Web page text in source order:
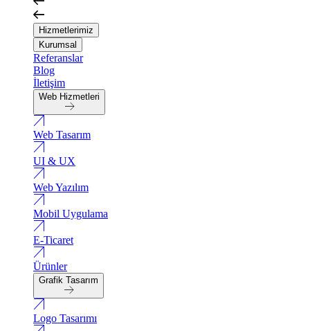
Hizmetlerimiz
Kurumsal
Referanslar
Blog
İletişim
Web Hizmetleri
Web Tasarım
UI & UX
Web Yazılım
Mobil Uygulama
E-Ticaret
Ürünler
Grafik Tasarım
Logo Tasarımı